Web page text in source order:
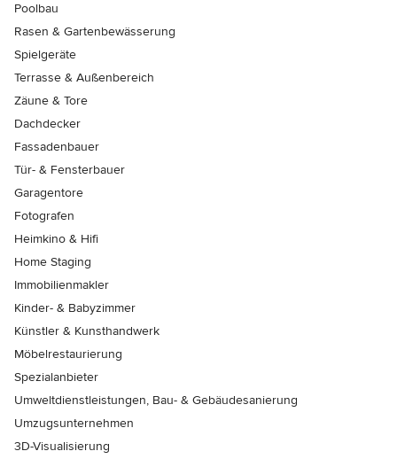
Poolbau
Rasen & Gartenbewässerung
Spielgeräte
Terrasse & Außenbereich
Zäune & Tore
Dachdecker
Fassadenbauer
Tür- & Fensterbauer
Garagentore
Fotografen
Heimkino & Hifi
Home Staging
Immobilienmakler
Kinder- & Babyzimmer
Künstler & Kunsthandwerk
Möbelrestaurierung
Spezialanbieter
Umweltdienstleistungen, Bau- & Gebäudesanierung
Umzugsunternehmen
3D-Visualisierung